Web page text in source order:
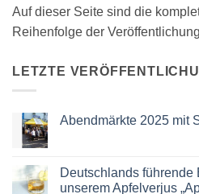
Auf dieser Seite sind die
Reihenfolge der
LETZTE
Abendmärkte 2025 mit
Abendmärkte
2025
mit
Deutschlands führende
unserem Apfelverjus